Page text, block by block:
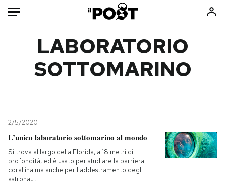
HOME
Mondo
Tecnologia
Internet
Scienza
Cultura
Libri
Ok Boomer!
Media
Europa
LABORATORIO
SOTTOMARINO
2/5/2020
L’unico laboratorio sottomarino al mondo
Si trova al largo della Florida, a 18 metri di
profondità, ed è usato per studiare la barriera
corallina ma anche per l'addestramento degli
astronauti